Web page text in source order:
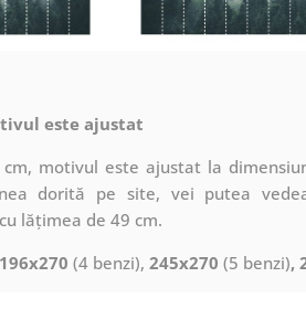
este ajustat
motivul este ajustat la
dorită pe site, vei putea
lățimea de 49 cm.
196x270 (4 benzi), 245x270 (5 benzi),